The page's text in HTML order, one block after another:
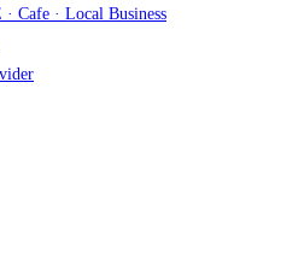
Cafe · Local Business